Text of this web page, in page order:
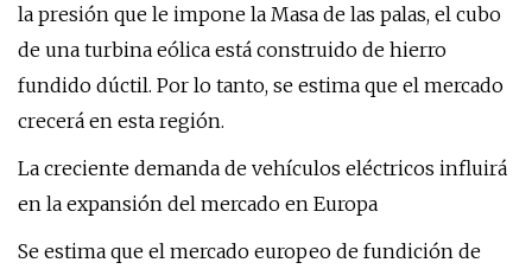
la presión que le impone la Masa de las palas, el cubo
de una turbina eólica está construido de hierro
fundido dúctil. Por lo tanto, se estima que el mercado
crecerá en esta región.
La creciente demanda de vehículos eléctricos influirá
en la expansión del mercado en Europa
Se estima que el mercado europeo de fundición de